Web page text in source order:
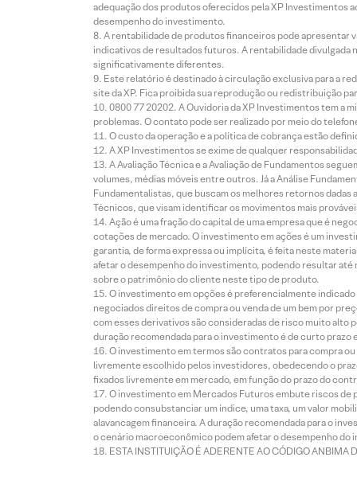
adequação dos produtos oferecidos pela XP Investimentos
desempenho do investimento.
A rentabilidade de produtos financeiros pode apresentar
indicativos de resultados futuros. A rentabilidade divulgada
significativamente diferentes.
Este relatório é destinado à circulação exclusiva para a
site da XP. Fica proibida sua reprodução ou redistribuição
0800 77 20202. A Ouvidoria da XP Investimentos tem a
problemas. O contato pode ser realizado por meio do
O custo da operação e a política de cobrança estão
A XP Investimentos se exime de qualquer
A Avaliação Técnica e a Avaliação de Fundamentos
volumes, médias móveis entre outros. Já a Análise
Fundamentalistas, que buscam os melhores retornos
Técnicos, que visam identificar os movimentos mais
Ação é uma fração do capital de uma empresa que é
cotações de mercado. O investimento em ações é um
garantia, de forma expressa ou implícita, é feita neste
afetar o desempenho do investimento, podendo resultar
sobre o patrimônio do cliente neste tipo de produto.
O investimento em opções é preferencialmente
negociados direitos de compra ou venda de um bem por
com esses derivativos são consideradas de risco muito alto
duração recomendada para o investimento é de curto
O investimento em termos são contratos para compra
livremente escolhido pelos investidores, obedecendo o
fixados livremente em mercado, em função do prazo do
O investimento em Mercados Futuros embute riscos
podendo consubstanciar um índice, uma taxa, um valor
alavancagem financeira. A duração recomendada para o
o cenário macroeconômico podem afetar o desempenho do
ESTA INSTITUIÇÃO É ADERENTE AO CÓDIGO ANBIMA